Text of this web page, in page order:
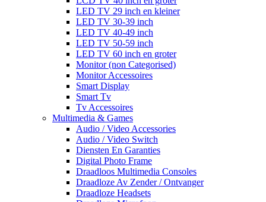
LED TV 29 inch en kleiner
LED TV 30-39 inch
LED TV 40-49 inch
LED TV 50-59 inch
LED TV 60 inch en groter
Monitor (non Categorised)
Monitor Accessoires
Smart Display
Smart Tv
Tv Accessoires
Multimedia & Games
Audio / Video Accessories
Audio / Video Switch
Diensten En Garanties
Digital Photo Frame
Draadloos Multimedia Consoles
Draadloze Av Zender / Ontvanger
Draadloze Headsets